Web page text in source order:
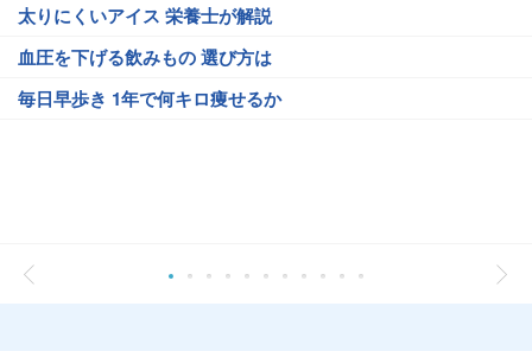
太りにくいアイス 栄養士が解説
血圧を下げる飲みもの 選び方は
毎日早歩き 1年で何キロ痩せるか